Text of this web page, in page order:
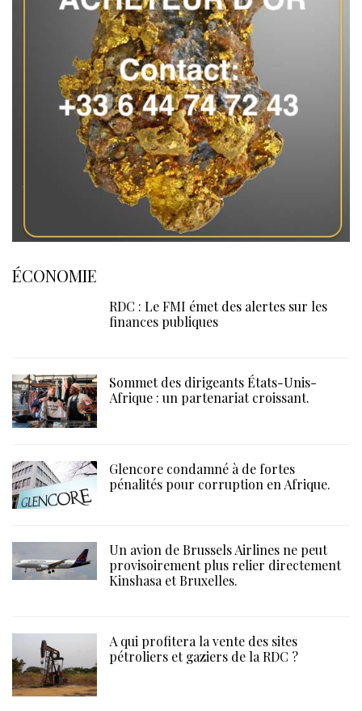
ÉCONOMIE
RDC : Le FMI émet des alertes sur les
finances publiques
Sommet des dirigeants États-Unis-
Afrique : un partenariat croissant.
Glencore condamné à de fortes
pénalités pour corruption en Afrique.
Un avion de Brussels Airlines ne peut
provisoirement plus relier directement
Kinshasa et Bruxelles.
A qui profitera la vente des sites
pétroliers et gaziers de la RDC ?